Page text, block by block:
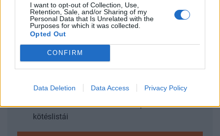
I want to opt-out of Collection, Use,
Retention, Sale, and/or Sharing of my
Personal Data that Is Unrelated with the
Purposes for which it was collected.
Opted Out
CONFIRM
Data Deletion Data Access Privacy Policy
KEDVES OLVASÓNK!
A keresett cikk a portfolio.hu hírarchívumához
tartozik, melynek olvasása előfizetéses
regisztrációhoz kötött.
Portfolio.hu teljes cikkarchívum
Kötéslisták: BÉT elmúlt 2 év napon belüli
kötéslistái